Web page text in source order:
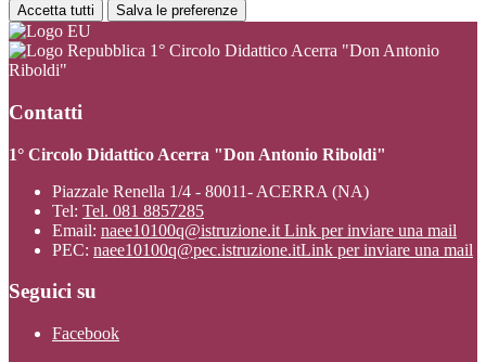
Accetta tutti Salva le preferenze
1° Circolo Didattico Acerra "Don Antonio
Riboldi"
Contatti
1° Circolo Didattico Acerra "Don Antonio Riboldi"
Piazzale Renella 1/4 - 80011- ACERRA (NA)
Tel: Tel. 081 8857285
Email: naee10100q@istruzione.it Link per inviare una mail
PEC: naee10100q@pec.istruzione.itLink per inviare una mail
Seguici su
Facebook